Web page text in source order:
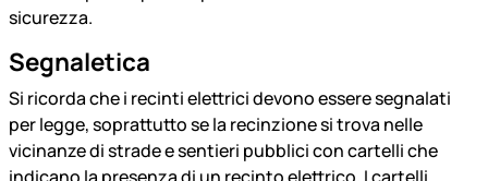
sicurezza.
Segnaletica
Si ricorda che i recinti elettrici devono essere segnalati
per legge, soprattutto se la recinzione si trova nelle
vicinanze di strade e sentieri pubblici con cartelli che